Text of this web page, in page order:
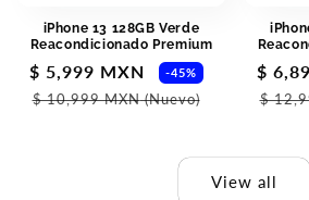
iPhone 13 128GB Verde
Reacondicionado Premium
Sale
price
$ 5,999 MXN -45%
Regular
$ 10,999 MXN(Nuevo)
Sale
price
$
$
View all